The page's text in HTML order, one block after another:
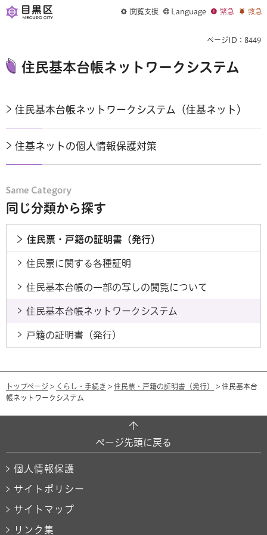
閲覧支援 Language 緊急 救急
ページID：8449
住民基本台帳ネットワークシステム
住民基本台帳ネットワークシステム（住基ネット）
住基ネットの個人情報保護対策
同じ分類から探す
住民票・戸籍の証明書（発行）
住民票に関する各種証明
住民基本台帳の一部の写しの閲覧について
住民基本台帳ネットワークシステム
戸籍の証明書（発行）
トップページ > くらし・手続き > 住民票・戸籍の証明書（発行）
> 住民基本台
帳ネットワークシステム
ページ先頭に戻る
個人情報保護
サイトポリシー
サイトマップ
リンク集